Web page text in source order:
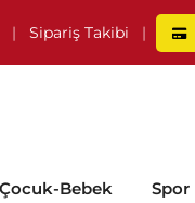
| Sipariş Takibi |
Çocuk-Bebek Spor